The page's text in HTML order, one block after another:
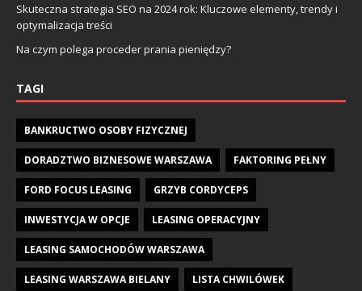
Skuteczna strategia SEO na 2024 rok: Kluczowe elementy, trendy i
optymalizacja treści
Na czym polega proceder prania pieniędzy?
TAGI
BANKRUCTWO OSOBY FIZYCZNEJ
DORADZTWO BIZNESOWE WARSZAWA FAKTORING PEŁNY
FORD FOCUS LEASING GRZYB CORDYCEPS
INWESTYCJA W OPCJE LEASING OPERACYJNY
LEASING SAMOCHODÓW WARSZAWA
LEASING WARSZAWA BIELANY LISTA CHWILÓWEK